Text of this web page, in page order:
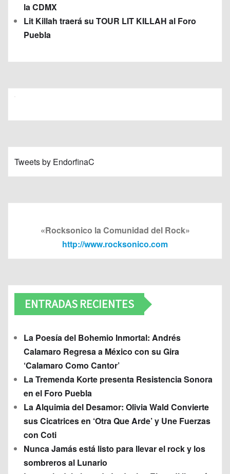
la CDMX
Lit Killah traerá su TOUR LIT KILLAH al Foro
Puebla
Tweets by EndorfinaC
«Rocksonico la Comunidad del Rock»
http://www.rocksonico.com
ENTRADAS RECIENTES
La Poesía del Bohemio Inmortal: Andrés
Calamaro Regresa a México con su Gira
‘Calamaro Como Cantor’
La Tremenda Korte presenta Resistencia Sonora
en el Foro Puebla
La Alquimia del Desamor: Olivia Wald Convierte
sus Cicatrices en ‘Otra Que Arde’ y Une Fuerzas
con Coti
Nunca Jamás está listo para llevar el rock y los
sombreros al Lunario